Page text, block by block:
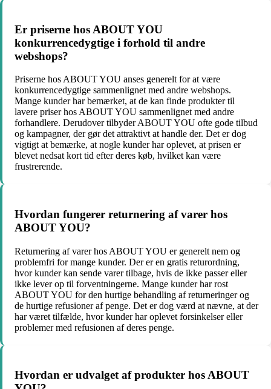
Er priserne hos ABOUT YOU
konkurrencedygtige i forhold til andre
webshops?
Priserne hos ABOUT YOU anses generelt for at være
konkurrencedygtige sammenlignet med andre webshops.
Mange kunder har bemærket, at de kan finde produkter til
lavere priser hos ABOUT YOU sammenlignet med andre
forhandlere. Derudover tilbyder ABOUT YOU ofte gode tilbud
og kampagner, der gør det attraktivt at handle der. Det er dog
vigtigt at bemærke, at nogle kunder har oplevet, at prisen er
blevet nedsat kort tid efter deres køb, hvilket kan være
frustrerende.
Hvordan fungerer returnering af varer hos
ABOUT YOU?
Returnering af varer hos ABOUT YOU er generelt nem og
problemfri for mange kunder. Der er en gratis returordning,
hvor kunder kan sende varer tilbage, hvis de ikke passer eller
ikke lever op til forventningerne. Mange kunder har rost
ABOUT YOU for den hurtige behandling af returneringer og
de hurtige refusioner af penge. Det er dog værd at nævne, at der
har været tilfælde, hvor kunder har oplevet forsinkelser eller
problemer med refusionen af deres penge.
Hvordan er udvalget af produkter hos ABOUT